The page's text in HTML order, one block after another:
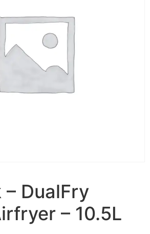
DualFry
– 10.5L